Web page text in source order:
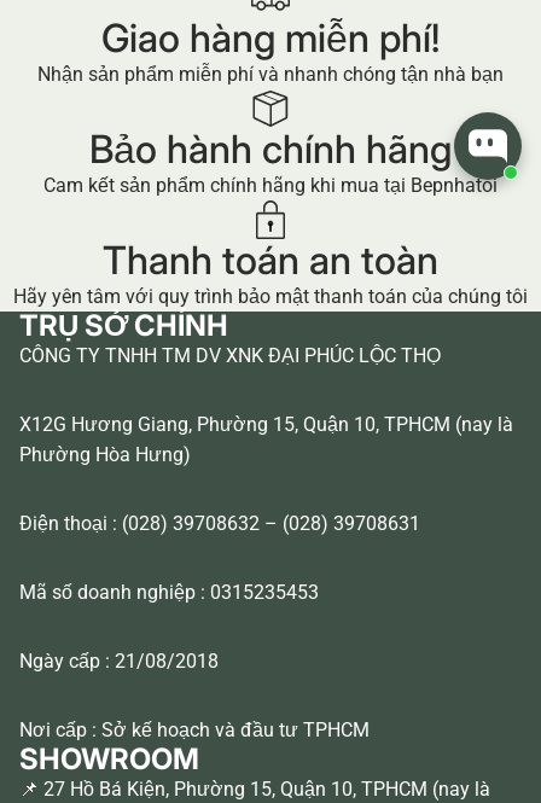
Giao hàng miễn phí!
Nhận sản phẩm miễn phí và nhanh chóng tận nhà bạn
Bảo hành chính hãng
Cam kết sản phẩm chính hãng khi mua tại Bepnhatoi
Thanh toán an toàn
Hãy yên tâm với quy trình bảo mật thanh toán của chúng tôi
TRỤ SỞ CHÍNH
CÔNG TY TNHH TM DV XNK ĐẠI PHÚC LỘC THỌ
X12G Hương Giang, Phường 15, Quận 10, TPHCM (nay là
Phường Hòa Hưng)
Điện thoại : (028) 39708632 – (028) 39708631
Mã số doanh nghiệp : 0315235453
Ngày cấp : 21/08/2018
Nơi cấp : Sở kế hoạch và đầu tư TPHCM
SHOWROOM
📌 27 Hồ Bá Kiện, Phường 15, Quận 10, TPHCM (nay là